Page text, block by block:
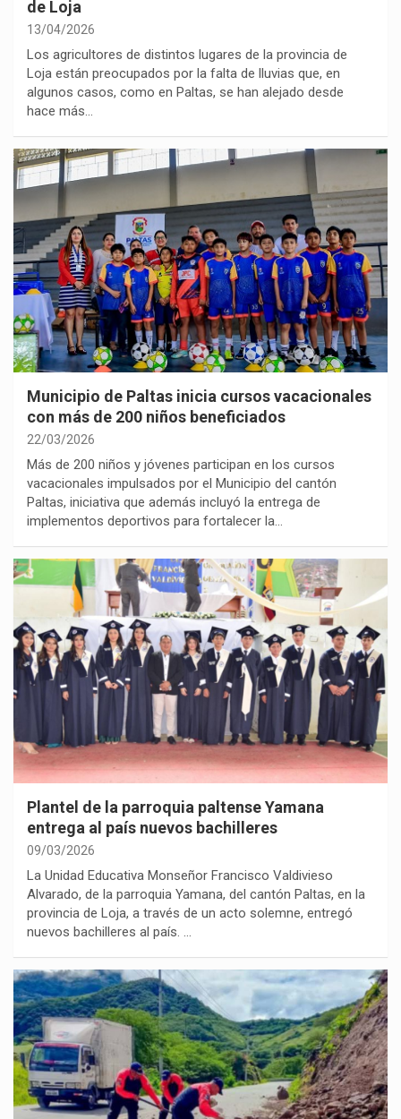
de Loja
13/04/2026
Los agricultores de distintos lugares de la provincia de
Loja están preocupados por la falta de lluvias que, en
algunos casos, como en Paltas, se han alejado desde
hace más…
Municipio de Paltas inicia cursos vacacionales
con más de 200 niños beneficiados
22/03/2026
Más de 200 niños y jóvenes participan en los cursos
vacacionales impulsados por el Municipio del cantón
Paltas, iniciativa que además incluyó la entrega de
implementos deportivos para fortalecer la…
Plantel de la parroquia paltense Yamana
entrega al país nuevos bachilleres
09/03/2026
La Unidad Educativa Monseñor Francisco Valdivieso
Alvarado, de la parroquia Yamana, del cantón Paltas, en la
provincia de Loja, a través de un acto solemne, entregó
nuevos bachilleres al país. …